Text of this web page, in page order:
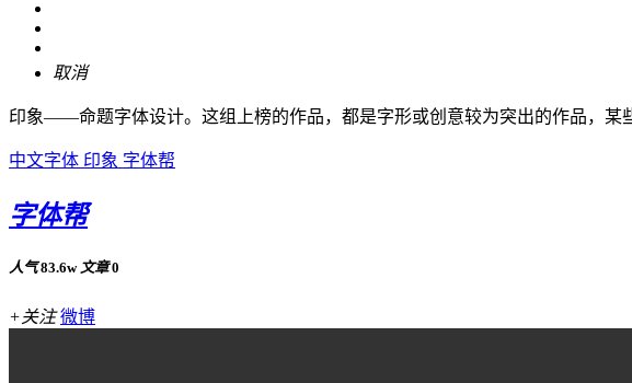
取消
印象——命题字体设计。这组上榜的作品，都是字形或创意较为突出的作品，某
中文字体 印象 字体帮
字体帮
人气 83.6w 文章 0
+关注 微博